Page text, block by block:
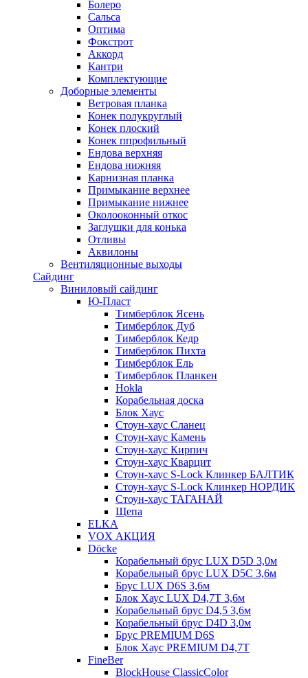
Болеро
Сальса
Оптима
Фокстрот
Аккорд
Кантри
Комплектующие
Доборные элементы
Ветровая планка
Конек полукруглый
Конек плоский
Конек ппрофильный
Ендова верхняя
Ендова нижняя
Карнизная планка
Примыкание верхнее
Примыкание нижнее
Околооконный откос
Заглушки для конька
Отливы
Аквилоны
Вентиляционные выходы
Сайдинг
Виниловый сайдинг
Ю-Пласт
Тимберблок Ясень
Тимберблок Дуб
Тимберблок Кедр
Тимберблок Пихта
Тимберблок Ель
Тимберблок Планкен
Hokla
Корабельная доска
Блок Хаус
Стоун-хаус Сланец
Стоун-хаус Камень
Стоун-хаус Кирпич
Стоун-хаус Кварцит
Стоун-хаус S-Lock Клинкер БАЛТИК
Стоун-хаус S-Lock Клинкер НОРДИК
Стоун-хаус ТАГАНАЙ
Щепа
ELKA
VOX АКЦИЯ
Döcke
Корабельный брус LUX D5D 3,0м
Корабельный брус LUX D5C 3,6м
Брус LUX D6S 3,6м
Блок Хаус LUX D4,7T 3,6м
Корабельный брус D4,5 3,6м
Корабельный брус D4D 3,0м
Брус PREMIUM D6S
Блок Хаус PREMIUM D4,7T
FineBer
BlockHouse ClassicColor